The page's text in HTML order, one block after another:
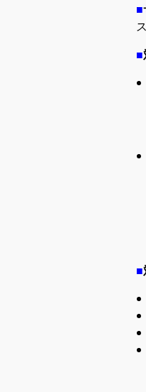
■
■
■